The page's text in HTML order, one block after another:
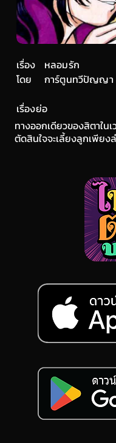
เรื่อง
โดย
หลอมรัก
การ์ตูนทวีปัญญา
เรื่องย่อ
ทางออกเดียวของสิตาในเ
ตัดสินใจจะเลี้ยงลูกเพียง